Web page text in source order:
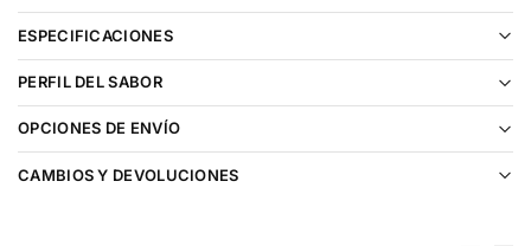
ESPECIFICACIONES
PERFIL DEL SABOR
OPCIONES DE ENVÍO
CAMBIOS Y DEVOLUCIONES